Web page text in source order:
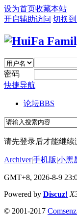
设为首页收藏本站
开启辅助访问 切换
密码
快捷导航
论坛BBS
请先登录后才能继续
Archiver|手机版|小黑
GMT+8, 2026-8-9
Powered by Discuz!
© 2001-2017